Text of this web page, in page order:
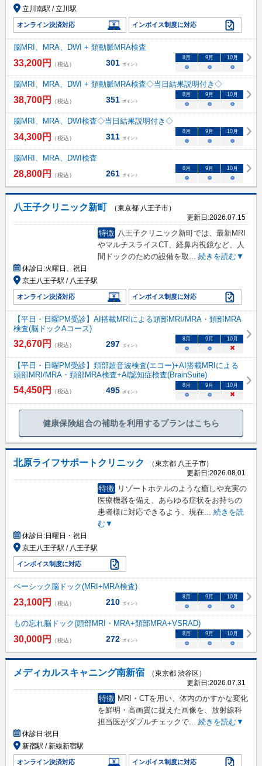
立川南駅 / 立川駅
オンライン決済対応 インボイス制度に対応
脳MRI、MRA、DWI + 頚動脈MRA検査
33,200円 （税込） 301 ポイント
8月 9月 10月
○ ○ ○
脳MRI、MRA、DWI + 頚動脈MRA検査◇当日結果説明付き◇
38,700円 （税込） 351 ポイント
8月 9月 10月
○ ○ ○
脳MRI、MRA、DWI検査◇当日結果説明付き◇
34,300円 （税込） 311 ポイント
8月 9月 10月
○ ○ ○
脳MRI、MRA、DWI検査
28,800円 （税込） 261 ポイント
8月 9月 10月
○ ○ ○
八王子クリニック新町
（東京都 八王子市）
更新日:2026.07.15
特徴 八王子クリニック新町では、最新MRI
やマルチスライスCT、経鼻内視鏡など、人
間ドックのための設備を取
続きを読む▼
休診日:火曜日、祝日
京王八王子駅 / 八王子駅
オンライン決済対応 インボイス制度に対応
【平日・日曜PM受診】AI搭載MRIによる頭部MRI/MRA・頚部MRA
検査(脳ドックAコース)
32,670円 （税込） 297 ポイント
8 月 9 月 10月
○ ○ ×
【平日・日曜PM受診】頚部超音波検査(エコー)+AI搭載MRIによる
頭部MRI/MRA・頚部MRA検査+AI認知症検査(BrainSuite)
54,450円 （税込） 495 ポイント
8 月 9 月 10月
○ ○ ×
健康保険組合の補助を利用するプランはこちら
北原ライフサポートクリニック
（東京都 八王子市）
更新日:2026.08.01
特徴
リゾートホテルのような癒しや充実の
医療機器を備え、あらゆる症状をお持ちの
患者様に対応できるよう、現在... 続きを読
む▼
休診日:日曜日・祝日
京王八王子駅 / 八王子駅
インボイス制度に対応
ベーシック脳ドック(MRI+MRA検査)
23,100円 （税込） 210 ポイント
8月 9月 10月
○ ○ ○
もの忘れ脳ドック(頭部MRI・MRA+頚部MRA+VSRAD)
30,000円 （税込） 272 ポイント
8月 9月 10月
○ ○ ○
メディカルスキャニング南新宿
（東京都 渋谷区）
更新日:2026.07.31
特徴 MRI・CTを用い、体内のかすかな変化
を鮮明・高画質に捉えた画像を、放射線科
担当医がダブルチェックで... 続きを読む▼
休診日:祝日
新宿駅 / 新線新宿駅
オンライン決済対応 インボイス制度に対応